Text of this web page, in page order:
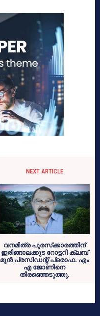
NEXT ARTICLE
വനമിത്ര പുരസ്‌ക്കാരത്തിന്
ഇരിങ്ങാലക്കുട റോട്ടറി ക്ലബ്
മുന്‍ പ്രസിഡന്റ് പ്രൊഫ. എം
എ ജോണിനെ
തിരഞ്ഞെടുത്തു.